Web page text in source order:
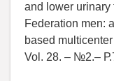
and lower urinary
Federation men:
based
Vol. 28. – №2.–